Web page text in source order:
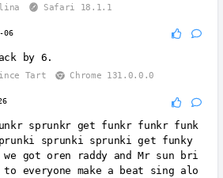
Safari 18.1.1
06
by 6.
Tart Chrome 131.0.0.0
sprunkr get funkr funkr funk
sprunki sprunki get funky
got oren raddy and Mr sun bri
to everyone make a beat sing alo